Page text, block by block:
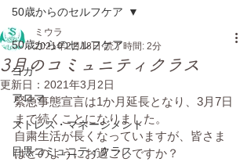
50歳からのセルフケア
ヨガ
アロマ
ストレス・マネージメント
目黒コミュニティクラス
50歳からのセルフケア
3月のコミュニティクラス
ミウラ
2021年2月18日 読了時間: 2分
更新日： 2021年3月2日
緊急事態宣言は1か月延長となり、3月7日
まで続くことになりました。
自粛生活が長くなっていますが、皆さま
はどのようにお過ごしですか？